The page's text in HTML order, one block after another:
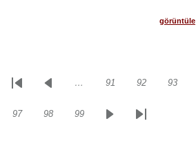
görüntüle
Sayfalama
İlk
Önceki… Sayfa
91 Sayfa
92 Sayfa
93
Sayfa
97 Sayfa
98 Sayfa
99
SonrakiSon